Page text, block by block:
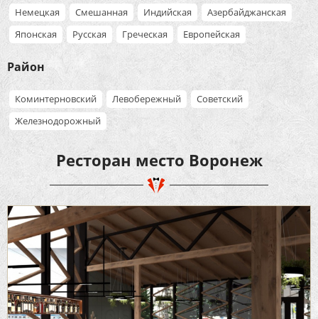
Немецкая Смешанная Индийская
Азербайджанская
Японская
Русская Греческая Европейская
Район
Коминтерновский Левобережный
Советский
Железнодорожный
Ресторан место Воронеж